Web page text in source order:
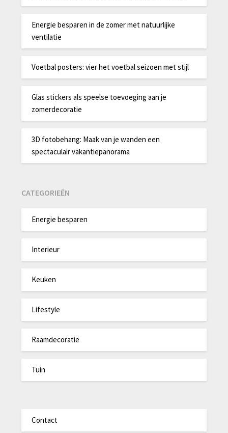
Energie besparen in de zomer met natuurlijke
ventilatie
Voetbal posters: vier het voetbal seizoen met stijl
Glas stickers als speelse toevoeging aan je
zomerdecoratie
3D fotobehang: Maak van je wanden een
spectaculair vakantiepanorama
CATEGORIEËN
Energie besparen
Interieur
Keuken
Lifestyle
Raamdecoratie
Tuin
Contact